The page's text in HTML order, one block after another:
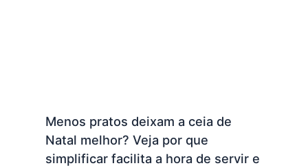
Menos pratos deixam a ceia de
Natal melhor? Veja por que
simplificar facilita a hora de servir e